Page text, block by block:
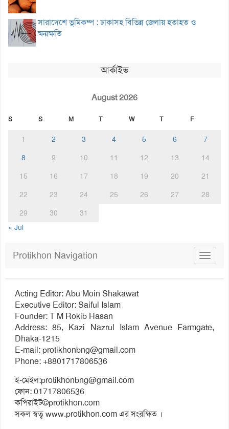
সারাদেশে ভূমিকম্প : ঢাকাসহ বিভিন্ন জেলায় হতাহত ও
ক্ষয়ক্ষতি
আর্কাইভ
August 2026
S S M T W T F
1 2 3 4 5 6
7
8
9 10 11 12 13
14
15
16 17 18 19 20
21
22
23 24 25 26 27
28
29
30
31
« Jul
Toggle
Protikhon Navigation
Acting Editor: Abu Moin Shakawat
Executive Editor: Saiful Islam
Founder: T M Rokib Hasan
Address: 85, Kazi Nazrul Islam Avenue Farmgate,
Dhaka-1215
E-mail:protikhonbng@gmail.com
Phone: +8801717806536
ই-মেইল:protikhonbng@gmail.com
ফোন: 01717806536
কপিরাইট©protikhon.com
সকল স্বত্ব www.protikhon.com এর সংরক্ষিত ।